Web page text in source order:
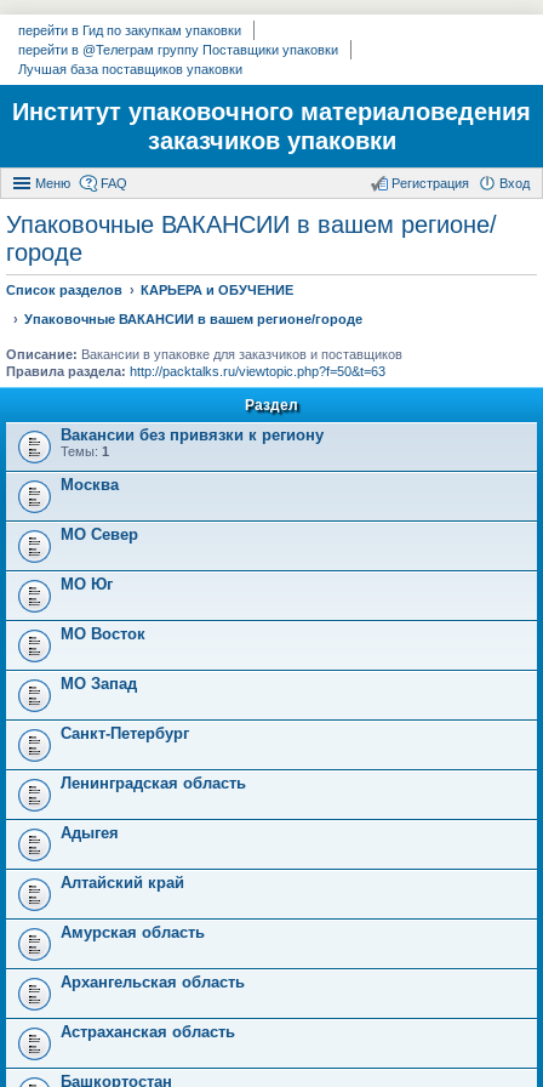
перейти в Гид по закупкам упаковки
перейти в @Телеграм группу Поставщики упаковки
Лучшая база поставщиков упаковки
Институт упаковочного материаловедения
заказчиков упаковки
Меню FAQ Вход
Регистрация
Упаковочные ВАКАНСИИ в вашем регионе/
городе
Список разделов
КАРЬЕРА и ОБУЧЕНИЕ
Упаковочные ВАКАНСИИ в вашем регионе/городе
Описание: Вакансии в упаковке для заказчиков и поставщиков
Правила раздела: http://packtalks.ru/viewtopic.php?f=50&t=63
Раздел
Вакансии без привязки к региону
Темы: 1
Москва
МО Север
МО Юг
МО Восток
МО Запад
Санкт-Петербург
Ленинградская область
Адыгея
Алтайский край
Амурская область
Архангельская область
Астраханская область
Башкортостан